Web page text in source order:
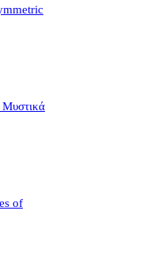
Μυστικά
of